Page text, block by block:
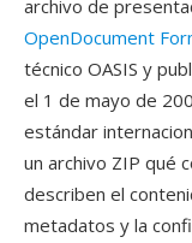
archivo de
OpenDocument
técnico OASIS y
el 1 de mayo de
estándar
un archivo ZIP qué
describen el
metadatos y la